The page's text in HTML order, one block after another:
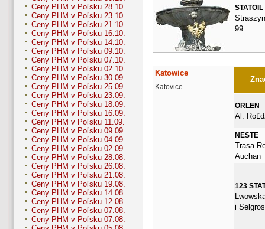
Ceny PHM v Poľsku 28.10.
Ceny PHM v Poľsku 23.10.
Ceny PHM v Poľsku 21.10.
Ceny PHM v Poľsku 16.10.
Ceny PHM v Poľsku 14.10.
Ceny PHM v Poľsku 09.10.
Ceny PHM v Poľsku 07.10.
Ceny PHM v Poľsku 02.10.
Ceny PHM v Poľsku 30.09.
Ceny PHM v Poľsku 25.09.
Ceny PHM v Poľsku 23.09.
Ceny PHM v Poľsku 18.09.
Ceny PHM v Poľsku 16.09.
Ceny PHM v Poľsku 11.09.
Ceny PHM v Poľsku 09.09.
Ceny PHM v Poľsku 04.09.
Ceny PHM v Poľsku 02.09.
Ceny PHM v Poľsku 28.08.
Ceny PHM v Poľsku 26.08.
Ceny PHM v Poľsku 21.08.
Ceny PHM v Poľsku 19.08.
Ceny PHM v Poľsku 14.08.
Ceny PHM v Poľsku 12.08.
Ceny PHM v Poľsku 07.08.
Ceny PHM v Poľsku 07.08.
STATOIL
99
Katowice
Katovice
ORLEN
Al.
NESTE
Trasa
Auchan
123
i Selgros